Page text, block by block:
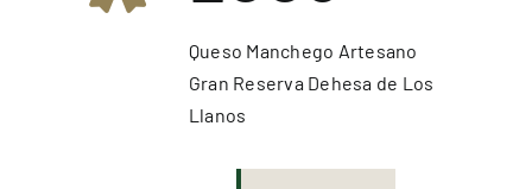
Queso Manchego Artesano
Gran Reserva Dehesa de Los
Llanos